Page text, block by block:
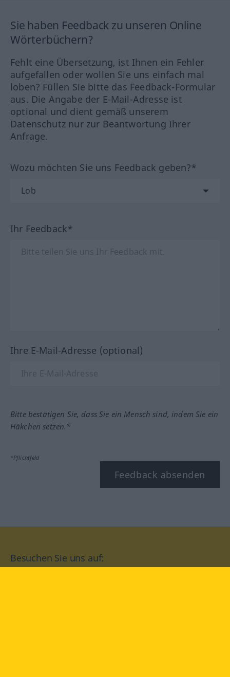
Sie haben Feedback zu unseren Online
Wörterbüchern?
Fehlt eine Übersetzung, ist Ihnen ein Fehler
aufgefallen oder wollen Sie uns einfach mal
loben? Füllen Sie bitte das Feedback-Formular
aus. Die Angabe der E-Mail-Adresse ist
optional und dient gemäß unserem
Datenschutz nur zur Beantwortung Ihrer
Anfrage.
Wozu möchten Sie uns Feedback geben?*
Ihr Feedback*
Ihre E-Mail-Adresse (optional)
Bitte bestätigen Sie, dass Sie ein Mensch sind, indem Sie ein
Häkchen setzen.*
*Pflichtfeld
Feedback absenden
Besuchen Sie uns auf: